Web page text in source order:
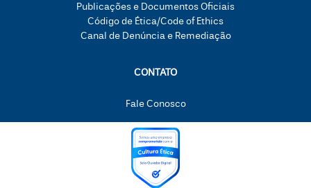
Publicações e Documentos Oficiais
Código de Ética/Code of Ethics
Canal de Denúncia e Remediação
CONTATO
Fale Conosco